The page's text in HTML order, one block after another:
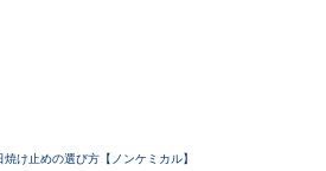
け止めの選び方【ノンケミカル】